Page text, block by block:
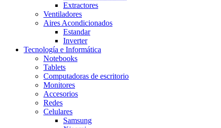
Extractores
Ventiladores
Aires Acondicionados
Estandar
Inverter
Tecnología e Informática
Notebooks
Tablets
Computadoras de escritorio
Monitores
Accesorios
Redes
Celulares
Samsung